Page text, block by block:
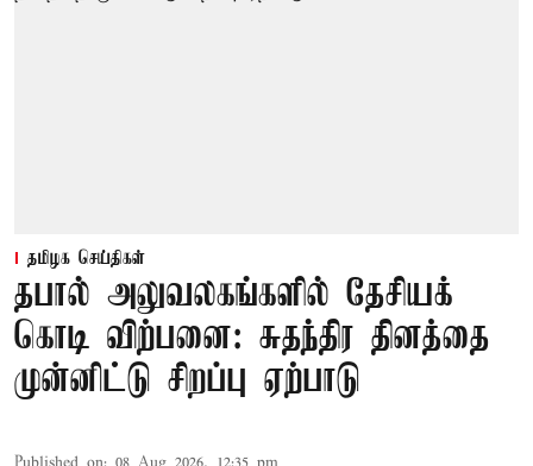
தமிழக செய்திகள்
தபால் அலுவலகங்களில் தேசியக்
கொடி விற்பனை: சுதந்திர தினத்தை
முன்னிட்டு சிறப்பு ஏற்பாடு